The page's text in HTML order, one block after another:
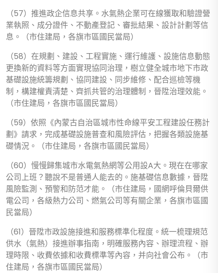
（57）推進政企信息共享。水氣熱企業可在線獲取和驗證營
業執照、成分證件、不動產登記、審批結果、設計計劃等信
息。（市住建局，各旗市區國民當局）
（58）在規劃、建設、工程實施、運行維護、設施信息動態
更換新的資料等方面實現協同治理，樹立健全城市地下市政
基礎設施統籌規劃、協同建設、同步維修、配合巡檢等機
制，構建權責清楚、齊抓共管的治理體制，晉陞治理效能。
（市住建局，各旗市區國民當局）
（59）依照《內蒙古自治區城市性命線平安工程建設任務計
劃》請求，完成基礎設施普查和風險評估，把握各類設施基
礎情況。（市住建局，各旗市區國民當局）
（60）慢慢歸集城市水電氣熱網等公用設A大。現在在哪家
公司上班？聽說不是普通人能去的。施基礎信息數據，晉陞
風險監測、預警和防范才能。（市住建局，國網呼倫貝爾供
電公司，各級熱力公司、燃氣公司等有關企業，各旗市區國
民當局）
（61）晉陞市政設施接進和服務標準化程度。統一梳理規范
供水（氣熱）接進辦事指南，明確服務內容、辦理流程、辦
理時限、收費依據和收費標準等內容，并向社會公布。（市
住建局，各旗市區國民當局）